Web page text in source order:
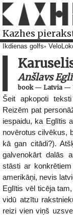
Kazhes
Ikdienas golfs
Anšlavs
book— Latvia—
Šeit apkopoti
Reizēm pat
iespaidu, ka Eglītis
novērotus cilvēkus,
kā gan citādi?).
galvenokārt dalās
stāsti ar
amerikāņi, nevis
Eglītis vēl ticēja
vidū atzītu
reizi vien viņš